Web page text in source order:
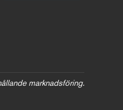
marknadsföring.